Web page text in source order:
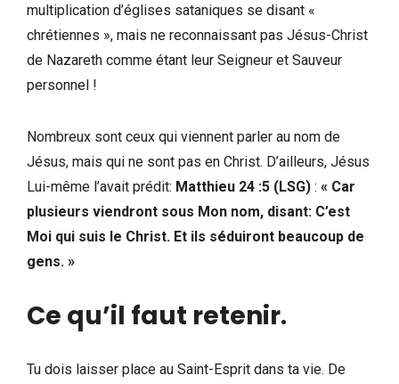
multiplication d’églises sataniques se disant «
chrétiennes », mais ne reconnaissant pas Jésus-Christ
de Nazareth comme étant leur Seigneur et Sauveur
personnel !
Nombreux sont ceux qui viennent parler au nom de
Jésus, mais qui ne sont pas en Christ. D’ailleurs, Jésus
Lui-même l’avait prédit: Matthieu 24 :5 (LSG) : « Car
plusieurs viendront sous Mon nom, disant: C’est
Moi qui suis le Christ. Et ils séduiront beaucoup de
gens. »
Ce qu’il faut retenir.
Tu dois laisser place au Saint-Esprit dans ta vie. De